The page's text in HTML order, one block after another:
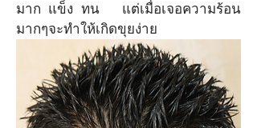
มาก แข็ง ทน   แต่เมื่อเจอความร้อน
มากๆจะทำให้เกิดขุยง่าย